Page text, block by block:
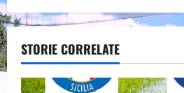
a
v
i
STORIE CORRELATE